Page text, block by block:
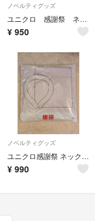
ノベルティグッズ
ユニクロ 感謝祭 ネッククールリング アイボリー
¥ 950
ノベルティグッズ
ユニクロ感謝祭 ネッククールリング・保冷ポーチセット
¥ 990